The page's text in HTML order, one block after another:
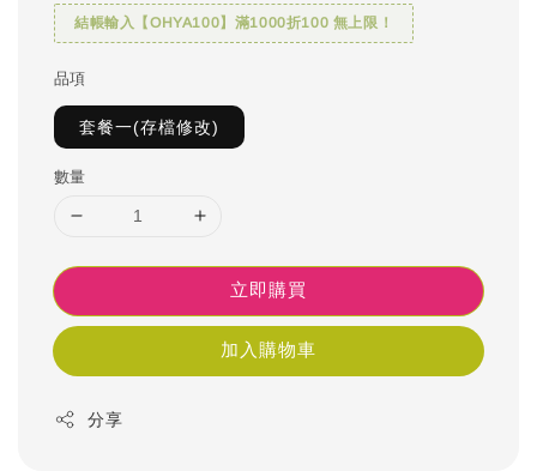
結帳輸入【OHYA100】滿1000折100 無上限！
品項
套餐一(存檔修改)
數量
立即購買
加入購物車
分享